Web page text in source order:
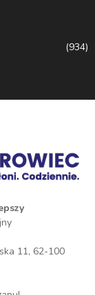
(934)
11, 62-100